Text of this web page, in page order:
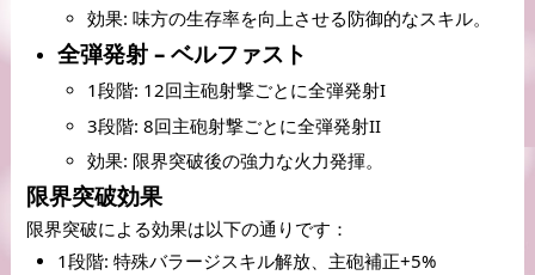
効果: 味方の生存率を向上させる防御的なスキル。
全弾発射 – ベルファスト
1段階: 12回主砲射撃ごとに全弾発射I
3段階: 8回主砲射撃ごとに全弾発射II
効果: 限界突破後の強力な火力発揮。
限界突破効果
限界突破による効果は以下の通りです：
1段階: 特殊バラージスキル解放、主砲補正+5%